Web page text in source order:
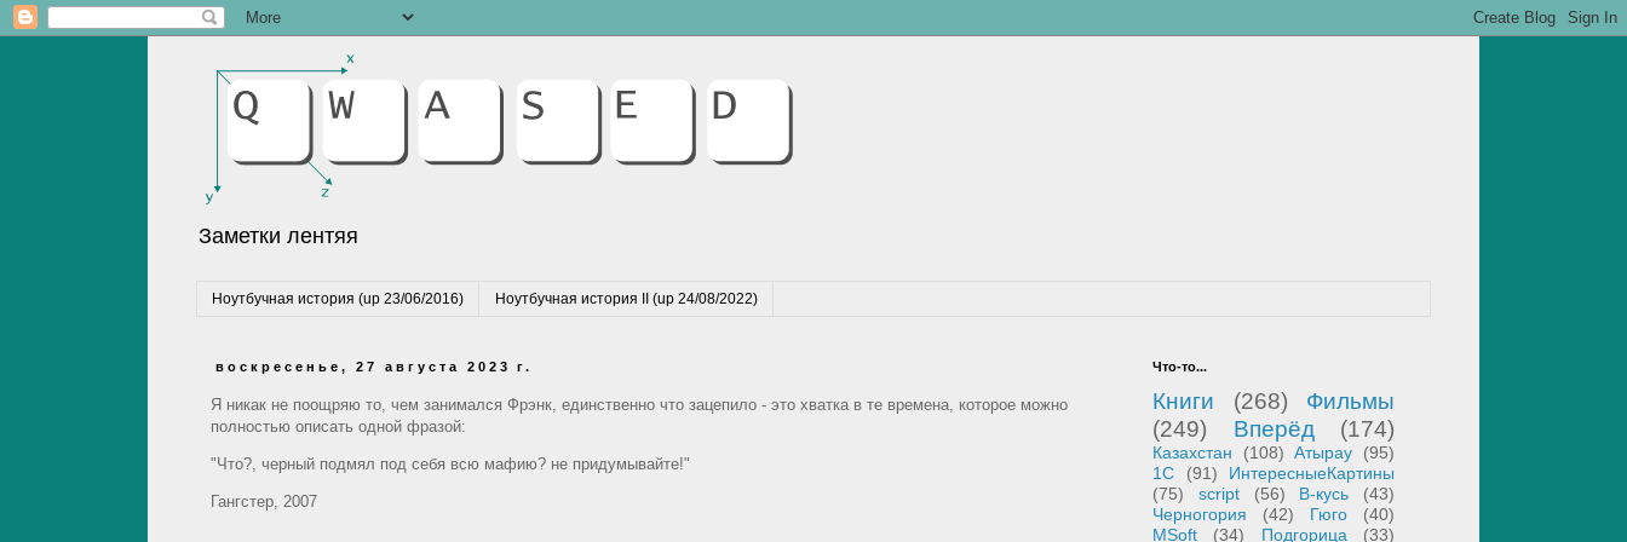
Заметки лентяя
Ноутбучная история (up 23/06/2016) Ноутбучная история II (up 24/08/2022)
воскресенье, 27 августа 2023 г.
Я никак не поощряю то, чем занимался Фрэнк, единственно что зацепило - это хватка в те времена, которое можно
полностью описать одной фразой:
"Что?, черный подмял под себя всю мафию? не придумывайте!"
Гангстер, 2007
Что-то...
Книги (268)
Фильмы
(249)
Вперёд (174)
Казахстан (108) Атырау
(95)
1С
(91)
ИнтересныеКартины
(75)
script (56) В-кусь
(43)
Черногория
(42) Гюго
(40)
MSoft
(34) Подгорица (33)